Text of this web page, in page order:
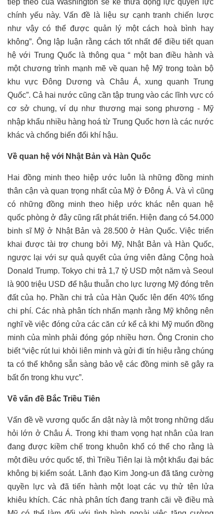
tiếp theo của Washington sẽ kế thừa động lực quyền lực
chính yếu này. Vấn đề là liệu sự cạnh tranh chiến lược
như vậy có thể được quản lý một cách hoà bình hay
không”. Ông lập luận rằng cách tốt nhất để điều tiết quan
hệ với Trung Quốc là thông qua “ một ban điều hành và
một chương trình mạnh mẽ về quan hệ Mỹ trong toàn bộ
khu vực Đông Dương và Châu Á, xung quanh Trung
Quốc”. Cả hai nước cũng cần tập trung vào các lĩnh vực có
cơ sở chung, ví dụ như thương mại song phương - Mỹ
nhập khẩu nhiều hàng hoá từ Trung Quốc hơn là các nước
khác và chống biến đổi khí hậu.
Về quan hệ với Nhật Bản và Hàn Quốc
Hai đồng minh theo hiệp ước luôn là những đồng minh
thân cận và quan trọng nhất của Mỹ ở Đông Á. Và vì cũng
có những đồng minh theo hiệp ước khác nên quan hệ
quốc phòng ở đây cũng rất phát triển. Hiện đang có 54.000
binh sĩ Mỹ ở Nhật Bản và 28.500 ở Hàn Quốc. Việc triển
khai được tài trợ chung bởi Mỹ, Nhật Bản và Hàn Quốc,
ngược lại với sự quả quyết của ứng viên đảng Cộng hoà
Donald Trump. Tokyo chi trả 1,7 tỷ USD một năm và Seoul
là 900 triệu USD để hậu thuẫn cho lực lượng Mỹ đóng trên
đất của họ. Phần chi trả của Hàn Quốc lên đến 40% tổng
chi phí. Các nhà phân tích nhấn mạnh rằng Mỹ không nên
nghĩ về việc đóng cửa các căn cứ kể cả khi Mỹ muốn đồng
minh của mình phải đóng góp nhiều hơn. Ông Cronin cho
biết “việc rút lui khỏi liên minh và gửi đi tín hiệu rằng chúng
ta có thể không sẵn sàng bảo vệ các đồng minh sẽ gây ra
bất ổn trong khu vực”.
Về vấn đề Bắc Triều Tiên
Vấn đề về vương quốc ẩn dật này là một trong những dấu
hỏi lớn ở Châu Á. Trong khi tham vọng hạt nhân của Iran
đang được kiềm chế trong khuôn khổ có thể cho rằng là
một điều ước quốc tế, thì Triều Tiên lại là một khẩu đại bác
không bị kiểm soát. Lãnh đạo Kim Jong-un đã tăng cường
quyền lực và đã tiến hành một loạt các vụ thử tên lửa
khiêu khích. Các nhà phân tích đang tranh cãi về điều mà